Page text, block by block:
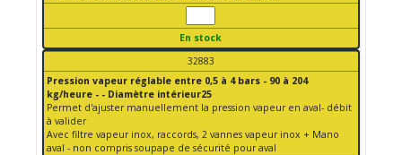
En stock
32883
Pression vapeur réglable entre 0,5 à 4 bars - 90 à 204
kg/heure - - Diamètre intérieur25
Permet d'ajuster manuellement la pression vapeur en aval- débit
à valider
Avec filtre vapeur inox, raccords, 2 vannes vapeur inox + Mano
aval - non compris soupape de sécurité pour aval